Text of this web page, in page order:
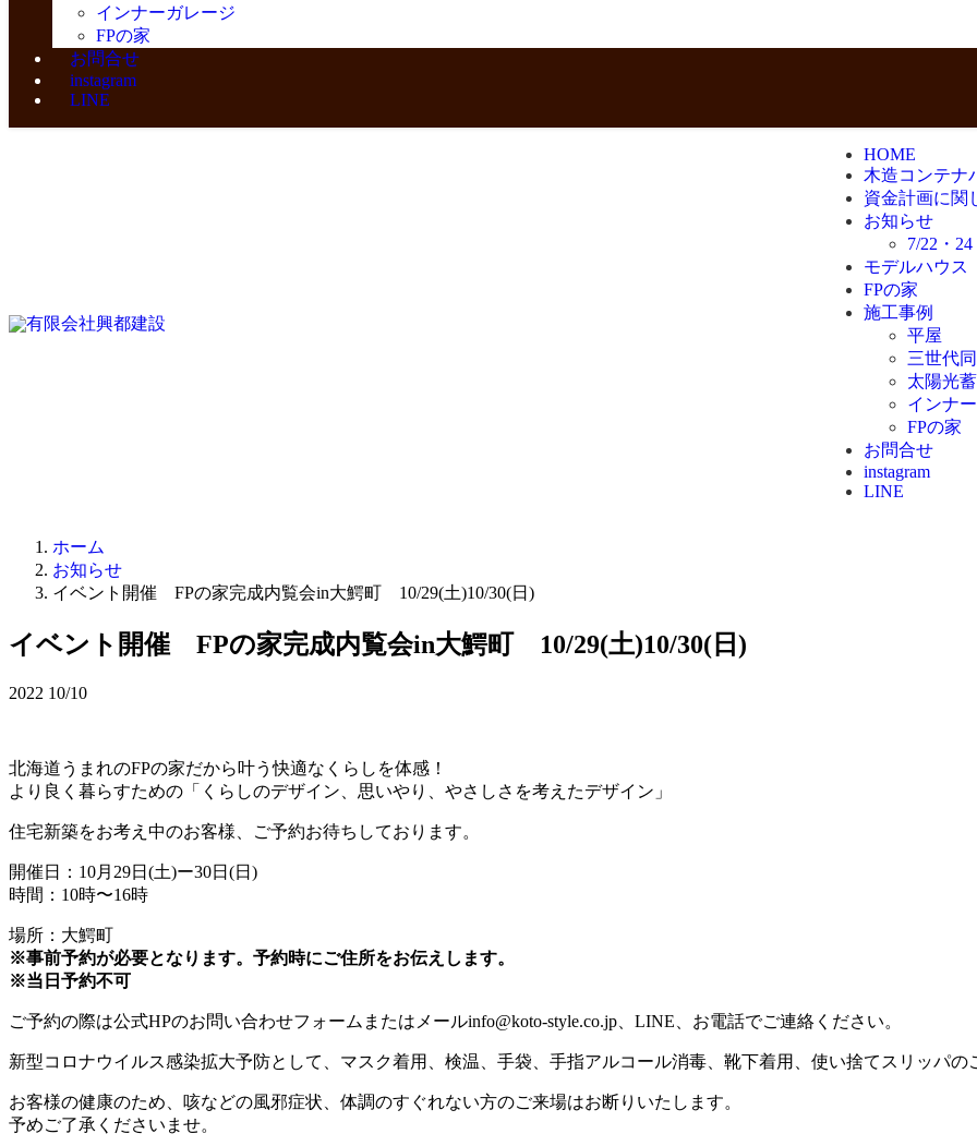
インナーガレージ
FPの家
お問合せ
instagram
LINE
HOME
木造コンテナ
資金計画に関
お知らせ
7/22・
モデルハウス
FPの家
施工事例
平屋
三世代
太陽光
インナ
FPの家
お問合せ
instagram
LINE
ホーム
お知らせ
イベント開催 FPの家完成内覧会in大鰐町 10/29(土)10/30(日)
イベント開催 FPの家完成内覧会in大鰐町 10/29(土)10/30(日)
2022 10/10
北海道うまれのFPの家だから叶う快適なくらしを体感！
より良く暮らすための「くらしのデザイン、思いやり、やさしさを考えたデザイン」
住宅新築をお考え中のお客様、ご予約お待ちしております。
開催日：10月29日(土)ー30日(日)
時間：10時〜16時
場所：大鰐町
※事前予約が必要となります。予約時にご住所をお伝えします。
※当日予約不可
ご予約の際は公式HPのお問い合わせフォームまたはメールinfo@koto-style.co.jp、LINE、お電話でご連絡ください。
新型コロナウイルス感染拡大予防として、マスク着用、検温、手袋、手指アルコール消毒、靴下着用、使い捨てスリッパの
お客様の健康のため、咳などの風邪症状、体調のすぐれない方のご来場はお断りいたします。
予めご了承くださいませ。